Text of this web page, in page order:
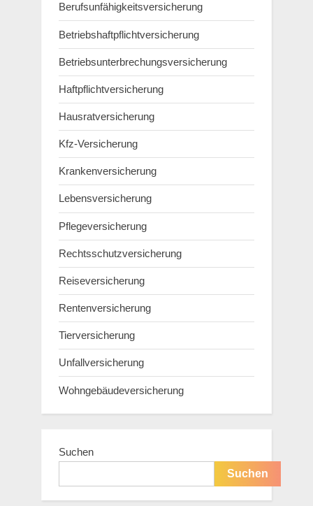
Berufsunfähigkeitsversicherung
Betriebshaftpflichtversicherung
Betriebsunterbrechungsversicherung
Haftpflichtversicherung
Hausratversicherung
Kfz-Versicherung
Krankenversicherung
Lebensversicherung
Pflegeversicherung
Rechtsschutzversicherung
Reiseversicherung
Rentenversicherung
Tierversicherung
Unfallversicherung
Wohngebäudeversicherung
Suchen
Suchen